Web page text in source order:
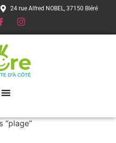
24 rue Alfred NOBEL, 37150 Bléré
“plage”